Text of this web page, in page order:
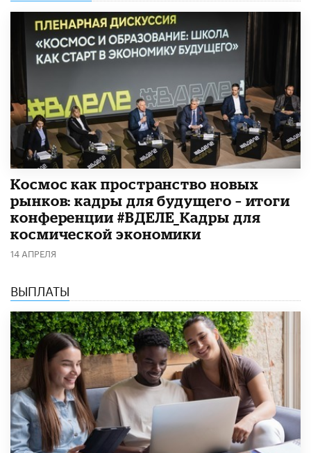
Космос как пространство новых
рынков: кадры для будущего – итоги
конференции #ВДЕЛЕ_Кадры для
космической экономики
14 АПРЕЛЯ
ВЫПЛАТЫ